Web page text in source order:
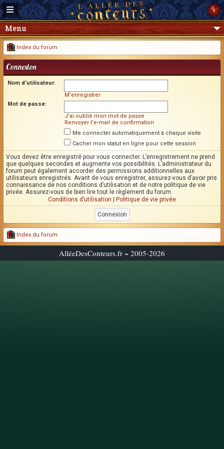
Menu
Index du forum
Connexion
Nom d’utilisateur:
M’enregistrer
Mot de passe:
J’ai oublié mon mot de passe
Renvoyer l’e-mail de confirmation
Me connecter automatiquement à chaque visite
Cacher mon statut en ligne pour cette session
Vous devez être enregistré pour vous connecter. L’enregistrement ne prend
que quelques secondes et augmente vos possibilités. L’administrateur du
forum peut également accorder des permissions additionnelles aux
utilisateurs enregistrés. Avant de vous enregistrer, assurez-vous d’avoir pris
connaissance de nos conditions d’utilisation et de notre politique de vie
privée. Assurez-vous de bien lire tout le règlement du forum.
Conditions d’utilisation
Politique de vie privée
Index du forum
AlléeDesConteurs.fr ~ 2005-2026